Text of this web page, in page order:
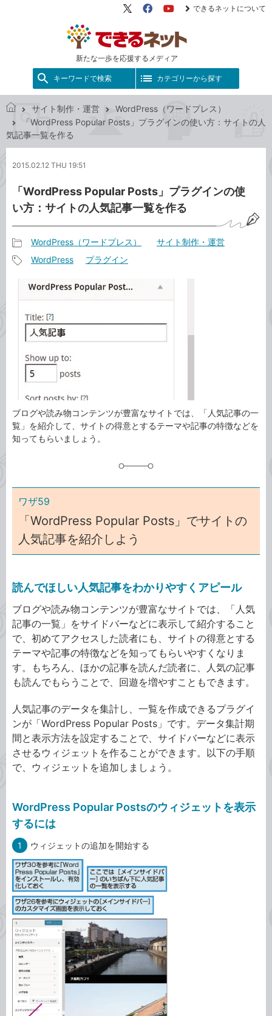
新たな一歩を応援するメディア
X（旧
FacebookYouTube
できるネットについて
キーワードで検索 カテゴリーから探す
き
ッ
サイト制作・運営
WordPress（ワードプレス）
「WordPress Popular Posts」プラグインの使い方：サイトの人
気記事一覧を作る
2015.02.12 THU 19:51
「WordPress Popular Posts」プラグインの使
い方：サイトの人気記事一覧を作る
事
カ
ゴ
リ
WordPress（ワードプレス） サイト制作・運営
事
グ
WordPress プラグイン
ブログや読み物コンテンツが豊富なサイトでは、「人気記事の一
覧」を紹介して、サイトの得意とするテーマや記事の特徴などを
知ってもらいましょう。
ワザ59
「WordPress Popular Posts」でサイトの
人気記事を紹介しよう
読んでほしい人気記事をわかりやすくアピール
ブログや読み物コンテンツが豊富なサイトでは、「人気
記事の一覧」をサイドバーなどに表示して紹介すること
で、初めてアクセスした読者にも、サイトの得意とする
テーマや記事の特徴などを知ってもらいやすくなりま
す。もちろん、ほかの記事を読んだ読者に、人気の記事
も読んでもらうことで、回遊を増やすこともできます。
人気記事のデータを集計し、一覧を作成できるプラグイ
ンが「WordPress Popular Posts」です。データ集計期
間と表示方法を設定することで、サイドバーなどに表示
させるウィジェットを作ることができます。以下の手順
で、ウィジェットを追加しましょう。
WordPress Popular Postsのウィジェットを表示
するには
1 ウィジェットの追加を開始する